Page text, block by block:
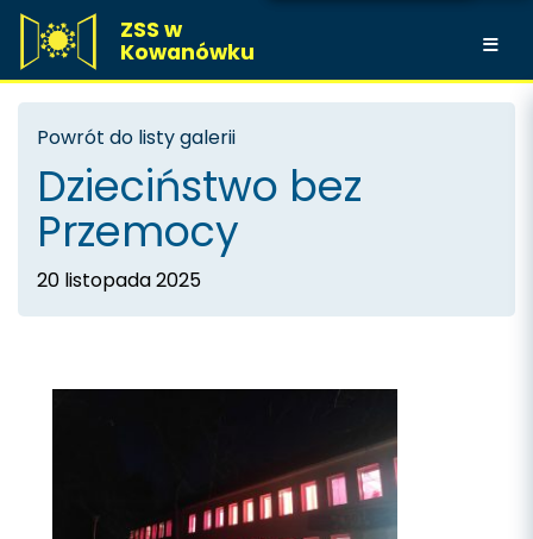
ZSS w
Kowanówku
Powrót do listy galerii
Dzieciństwo bez
Przemocy
20 listopada 2025